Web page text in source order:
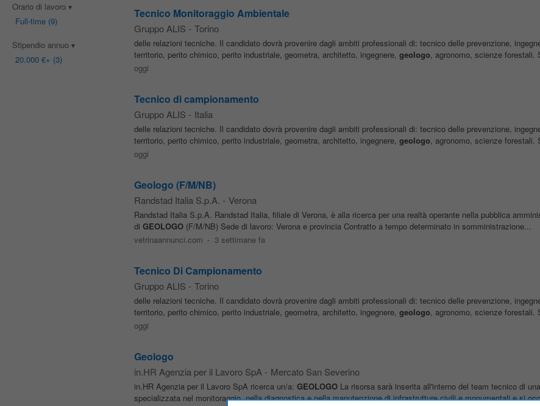
Orario di lavoro
Full-time(9)
Stipendio annuo
20.000 €+ (3)
Tecnico Monitoraggio Ambientale
Gruppo ALIS - Torino
delle relazioni tecniche. Il candidato dovrà provenire dagli ambiti professionali di: tecnico delle prevenzione,
territorio, perito chimico, perito industriale, geometra, architetto, ingegnere, geologo, agronomo, scienze forestali.
oggi
Tecnico di campionamento
Gruppo ALIS - Italia
delle relazioni tecniche. Il candidato dovrà provenire dagli ambiti professionali di: tecnico delle prevenzione,
territorio, perito chimico, perito industriale, geometra, architetto, ingegnere, geologo, agronomo, scienze forestali.
oggi
Geologo (F/M/NB)
Randstad Italia S.p.A. - Verona
Randstad Italia S.p.A. Randstad Italia, filiale di Verona, è alla ricerca per una realtà operante nella pubblica
di GEOLOGO(F/M/NB) Sede di lavoro: Verona e provincia Contratto a tempo determinato in somministrazione...
vetrinaannunci.com - 3 settimane fa
Tecnico Di Campionamento
Gruppo ALIS - Torino
delle relazioni tecniche. Il candidato dovrà provenire dagli ambiti professionali di: tecnico delle prevenzione,
territorio, perito chimico, perito industriale, geometra, architetto, ingegnere, geologo, agronomo, scienze forestali.
oggi
Geologo
in.HR Agenzia per il Lavoro SpA - Mercato San Severino
in.HR Agenzia per il Lavoro SpA ricerca un/a: GEOLOGOLa risorsa sarà inserita all'interno del team tecnico di
specializzata nel monitoraggio, nella diagnostica e nella manutenzione di infrastrutture civili e monumentali e si